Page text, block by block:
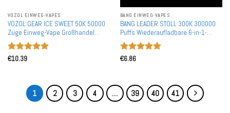
VOZOL EINWEG-VAPES
VOZOL GEAR ICE SWEET 50K 50000
Züge Einweg-Vape Großhandel
Mengen Kauf Europäische Lager
Bewertet
€10.39
BANG EINWEG-VAPES
BANG LEADER STOLL 300K 300000
Puffs Wiederaufladbare 6-in-1-
Geschmacksrichtung Einweg-Vape
Großhandel Massenbestellung
Doppelsieb
Bewertet
€6.86
1 2 3 4 … 39 40 41